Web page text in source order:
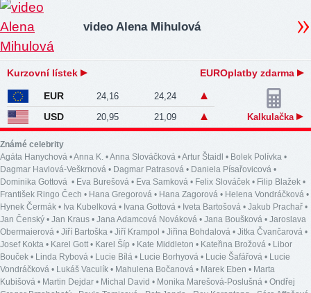
video Alena Mihulová
Kurzovní lístek EUROplatby zdarma
EUR 24,16 24,24
USD 20,95 21,09 Kalkulačka
Známé celebrity
Agáta Hanychová •Anna K. •Anna Slováčková •Artur Štaidl • Bolek Polívka •
Dagmar Havlová-Veškrnová • Dagmar Patrasová • Daniela Písařovicová •
Dominika Gottová • Eva Burešová • Eva Samková • Felix Slováček • Filip Blažek •
František Ringo Čech • Hana Gregorová • Hana Zagorová • Helena Vondráčková •
Hynek Čermák • Iva Kubelková • Ivana Gottová • Iveta Bartošová • Jakub Prachař •
Jan Čenský • Jan Kraus • Jana Adamcová Nováková • Jana Boušková • Jaroslava
Obermaierová • Jiří Bartoška • Jiří Krampol • Jiřina Bohdalová • Jitka Čvančarová •
Josef Kokta • Karel Gott• Karel Šíp • Kate Middleton • Kateřina Brožová • Libor
Bouček • Linda Rybová • Lucie Bílá • Lucie Borhyová • Lucie Šafářová • Lucie
Vondráčková • Lukáš Vaculík • Mahulena Bočanová • Marek Eben • Marta
Kubišová • Martin Dejdar • Michal David • Monika Marešová-Poslušná • Ondřej